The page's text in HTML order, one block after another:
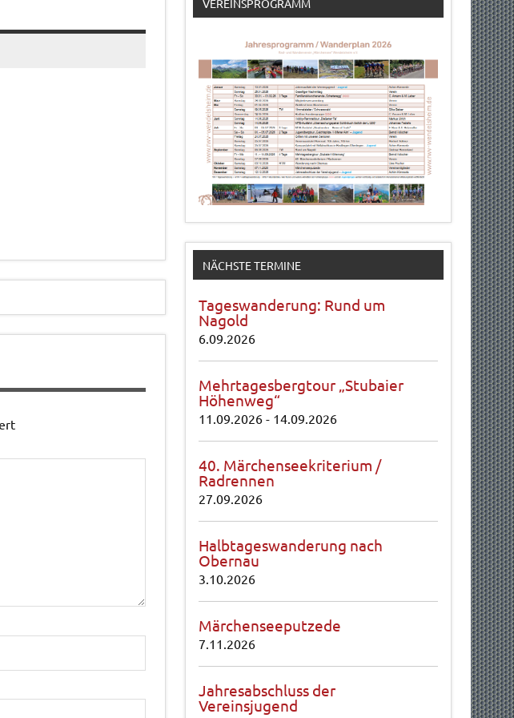
VEREINSPROGRAMM
NÄCHSTE TERMINE
Tageswanderung: Rund um
Nagold
6.09.2026
Mehrtagesbergtour „Stubaier
Höhenweg“
11.09.2026 - 14.09.2026
40. Märchenseekriterium /
Radrennen
27.09.2026
Halbtageswanderung nach
Obernau
3.10.2026
Märchenseeputzede
7.11.2026
Jahresabschluss der
Vereinsjugend